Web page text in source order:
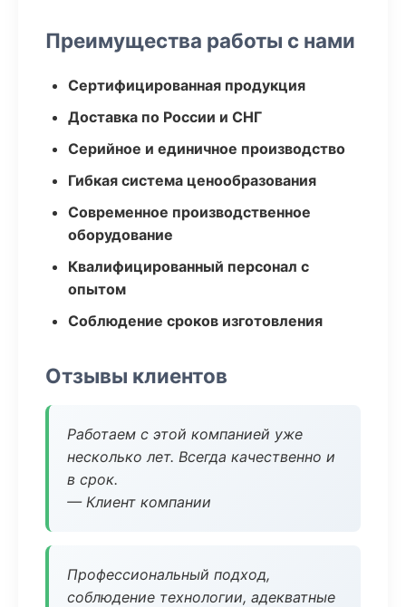
Преимущества работы с нами
Сертифицированная продукция
Доставка по России и СНГ
Серийное и единичное производство
Гибкая система ценообразования
Современное производственное
оборудование
Квалифицированный персонал с
опытом
Соблюдение сроков изготовления
Отзывы клиентов
Работаем с этой компанией уже
несколько лет. Всегда качественно и
в срок.
— Клиент компании
Профессиональный подход,
соблюдение технологии, адекватные